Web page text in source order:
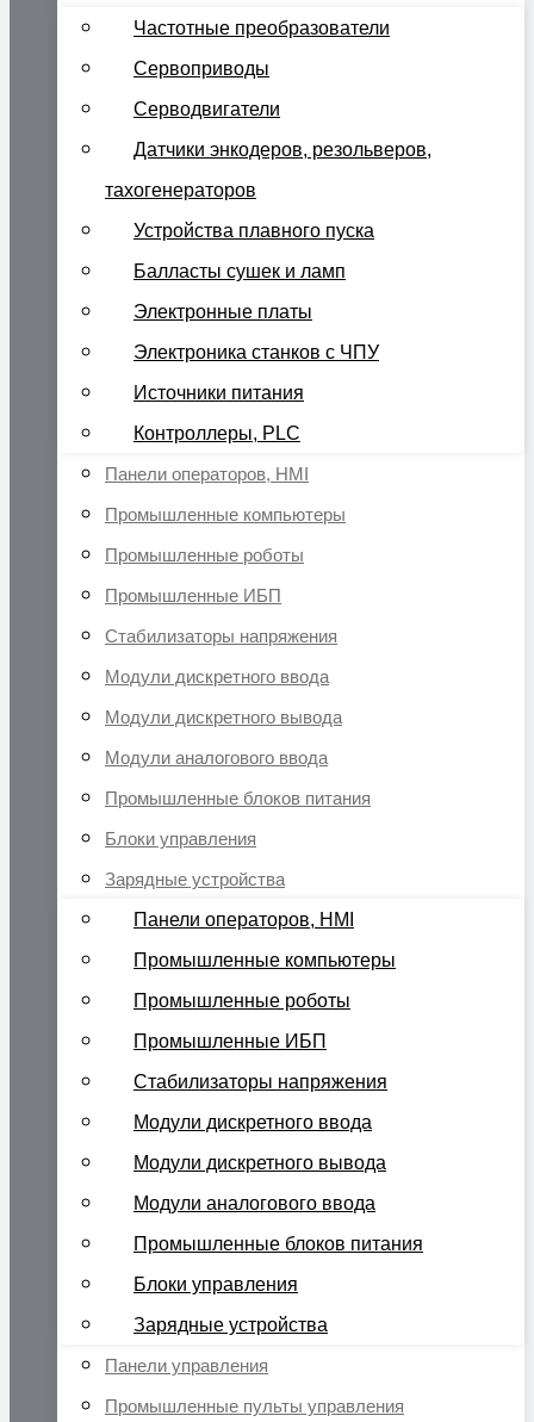
Частотные преобразователи
Сервоприводы
Серводвигатели
Датчики энкодеров, резольверов,
тахогенераторов
Устройства плавного пуска
Балласты сушек и ламп
Электронные платы
Электроника станков с ЧПУ
Источники питания
Контроллеры, PLC
Панели операторов, HMI
Промышленные компьютеры
Промышленные роботы
Промышленные ИБП
Стабилизаторы напряжения
Модули дискретного ввода
Модули дискретного вывода
Модули аналогового ввода
Промышленные блоков питания
Блоки управления
Зарядные устройства
Панели операторов, HMI
Промышленные компьютеры
Промышленные роботы
Промышленные ИБП
Стабилизаторы напряжения
Модули дискретного ввода
Модули дискретного вывода
Модули аналогового ввода
Промышленные блоков питания
Блоки управления
Зарядные устройства
Панели управления
Промышленные пульты управления